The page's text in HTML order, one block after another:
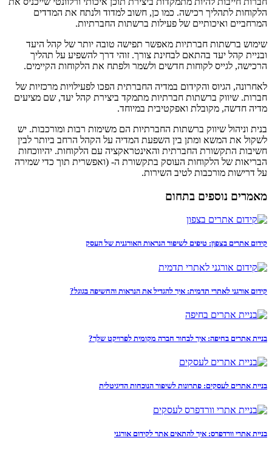
הלקוחות לתהליך רכישה. כמו כן, חשוב למדוד ולנתח את המדדים
המרחביים ואיכותיים של פעילות ברשתות החברתיות.
שימוש ברשתות חברתיות מאפשר תפישה טובה יותר של קהל היעד
ובניית קהל יעד בהתאם לבחינת צורך. זוהי דרך להשפיע על תהליך
הרכישה, לגייס לקוחות חדשים ולשמר ולפתח את הלקוחות הקיימים.
לאחרונה, הגיוס והקידום במדיה החברתית הפכו לפעילויות מרכזיות של
חברות. שיווק ברשתות חברתיות מתמקד ביצירת קהל יעד, שם מציעים
מדיה חדשה, מקובלת ואפקטיבית במיוחד.
בנית וניהול שיווק ברשתות החברתיות הם משימות רבות ומורכבות. יש
לשקול את המשא ומתן בין השפעת המדיה על הקהל הרחב ביותר לבין
חשיבות התקשורת החברתית והאינטראקציה עם הלקוחות. יהיווכחות
הבריאות של הלקוחות העוסק בתקשורת ה- (ואפשרית תוך כדי שמירה
על דרישות מורכבות לטיב השירות.
מאמרים נוספים בתחום
קידום אתרים בצפון: טיפים לשיפור הנראות האורגנית של העסק
קידום אורגני לאתרי תדמית: איך להגדיל את הנראות והחשיפה בגוגל?
בניית אתרים בחיפה: איך לבחור חברה מקומית לפרויקט שלך?
בניית אתרים לעסקים: פתרונות לשיפור הנוכחות הדיגיטלית
בניית אתרי וורדפרס: איך להתאים אתר לקידום אורגני